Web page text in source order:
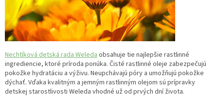
Nechtíková detská rada Weleda obsahuje tie najlepšie rastlinné
ingrediencie, ktoré príroda ponúka. Čisté rastlinné oleje zabezpečujú
pokožke hydratáciu a výživu. Neupchávajú póry a umožňujú pokožke
dýchať. Vďaka kvalitným a jemným rastlinným olejom sú prípravky
detskej starostlivosti Weleda vhodné už od prvých dní života.